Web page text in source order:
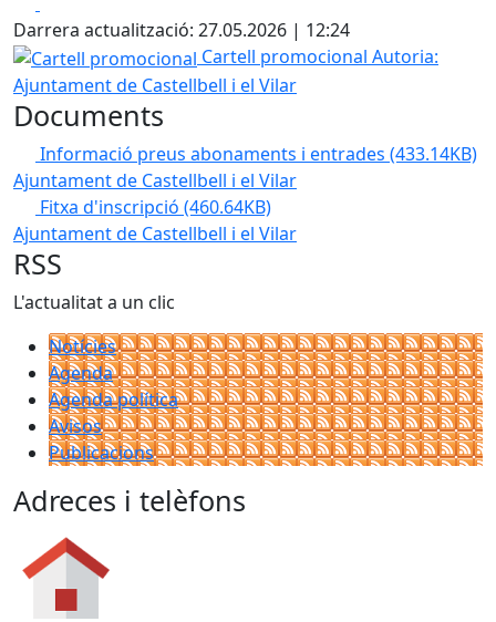
Darrera actualització: 27.05.2026 | 12:24
Cartell promocional
Cartell promocional Autoria:
Ajuntament de Castellbell i el Vilar
Documents
Informació preus abonaments i entrades (433.14KB)
Ajuntament de Castellbell i el Vilar
Fitxa d'inscripció (460.64KB)
Ajuntament de Castellbell i el Vilar
RSS
L'actualitat a un clic
Notícies
Agenda
Agenda política
Avisos
Publicacions
Adreces i telèfons